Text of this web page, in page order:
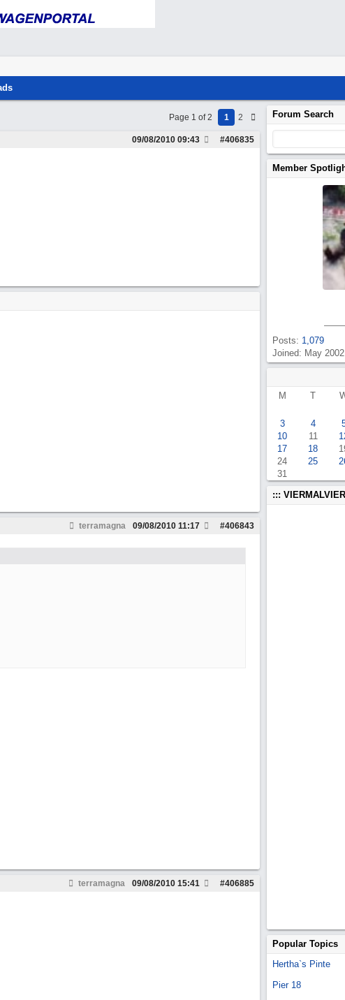
Page 1 of 2 1 2
#406835
09/08/2010 09:43
terramagna #406843
09/08/2010 11:17
terramagna #406885
09/08/2010 15:41
Forum Search
Member
Posts: 1,079
Joined: May 2002
M T
3 4
10
11
17
18
24
25
31
:::
Popular Topics
Hertha`s Pinte
Pier 18